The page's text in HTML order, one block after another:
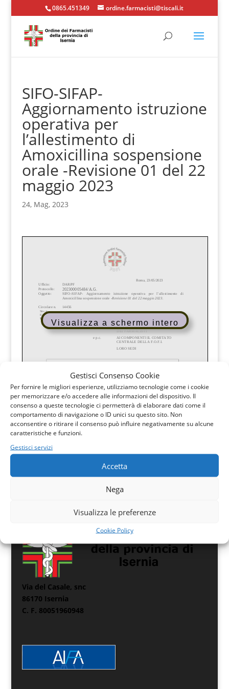
Gestisci Consenso Cookie
Per fornire le migliori esperienze, utilizziamo tecnologie come i cookie
per memorizzare e/o accedere alle informazioni del dispositivo. Il
consenso a queste tecnologie ci permetterà di elaborare dati come il
comportamento di navigazione o ID unici su questo sito. Non
acconsentire o ritirare il consenso può influire negativamente su alcune
caratteristiche e funzioni.
Gestisci servizi
Accetta
Nega
Visualizza le preferenze
Cookie Policy
0865.451349 ordine.farmacisti@tiscali.it
SIFO-SIFAP-
Aggiornamento istruzione
operativa per
l’allestimento di
Amoxicillina sospensione
orale -Revisione 01 del 22
maggio 2023
24, Mag, 2023
Visualizza a schermo intero
Via del Casale, snc
86170 Isernia
C. F. 80051960948